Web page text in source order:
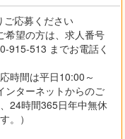
ご応募ください
希望の方は、求人番号
915-513 までお電話く
時間は平日10:00～
ンターネットからのご
24時間365日年中無休
。）